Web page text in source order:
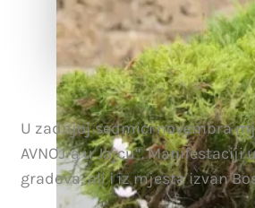
U zadnjoj sedmici novembra
AVNOJ-a u Jajcu“.
gradova, ali i iz mjesta izvan